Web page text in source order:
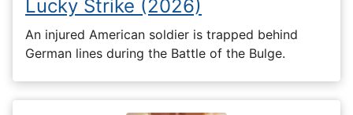
Lucky Strike (2026)
An injured American soldier is trapped behind
German lines during the Battle of the Bulge.